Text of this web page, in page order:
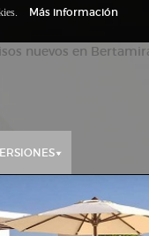
nuevos en
Más información